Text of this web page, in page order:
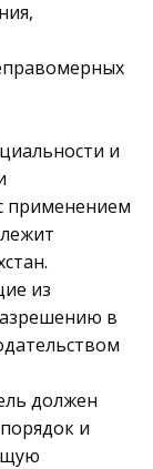
и
применением
из
в
должен
и